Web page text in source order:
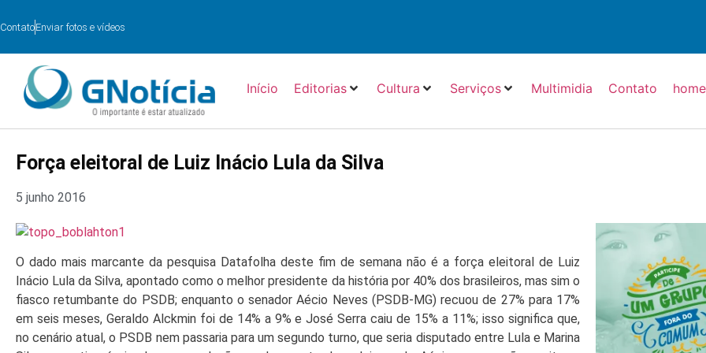
ContatoEnviar fotos e vídeos
Início Editorias Cultura Serviços Multimidia Contato home
Força eleitoral de Luiz Inácio Lula da Silva
5 junho 2016
O dado mais marcante da pesquisa Datafolha deste fim de semana não é a força eleitoral de Luiz
Inácio Lula da Silva, apontado como o melhor presidente da história por 40% dos brasileiros, mas sim o
fiasco retumbante do PSDB; enquanto o senador Aécio Neves (PSDB-MG) recuou de 27% para 17%
em seis meses, Geraldo Alckmin foi de 14% a 9% e José Serra caiu de 15% a 11%; isso significa que,
no cenário atual, o PSDB nem passaria para um segundo turno, que seria disputado entre Lula e Marina